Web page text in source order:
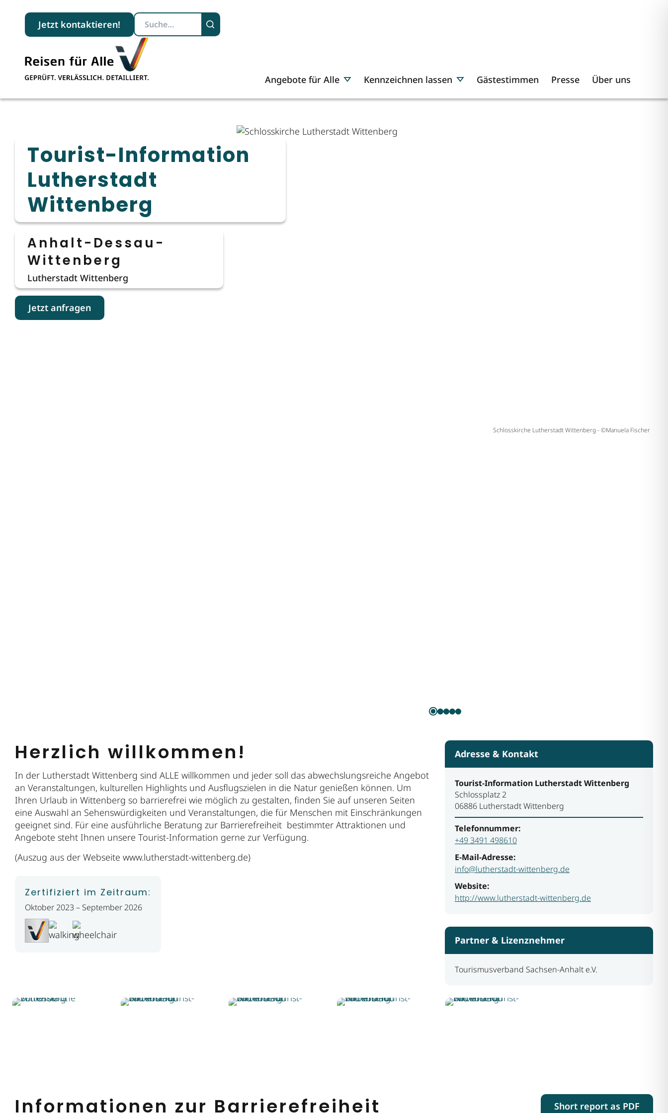
Angebote für Alle Kennzeichnen lassen Gästestimmen Presse Über uns
Jetzt kontaktieren!
Suchbegriff
Tourist-Information
Lutherstadt
Wittenberg
Anhalt-Dessau-
Wittenberg
Lutherstadt Wittenberg
Jetzt anfragen
Schlosskirche Lutherstadt Wittenberg - ©Manuela Fischer
Herzlich willkommen!
In der Lutherstadt Wittenberg sind ALLE willkommen und jeder soll das abwechslungsreiche Angebot
an Veranstaltungen, kulturellen Highlights und Ausflugszielen in die Natur genießen können. Um
Ihren Urlaub in Wittenberg so barrierefrei wie möglich zu gestalten, finden Sie auf unseren Seiten
eine Auswahl an Sehenswürdigkeiten und Veranstaltungen, die für Menschen mit Einschränkungen
geeignet sind. Für eine ausführliche Beratung zur Barrierefreiheit bestimmter Attraktionen und
Angebote steht Ihnen unsere Tourist-Information gerne zur Verfügung.
(Auszug aus der Webseite www.lutherstadt-wittenberg.de)
Zertifiziert im Zeitraum:
Oktober 2023 – September 2026
Adresse & Kontakt
Tourist-Information Lutherstadt Wittenberg
Schlossplatz 2
06886 Lutherstadt Wittenberg
Telefonnummer:
+49 3491 498610
E-Mail-Adresse:
info@lutherstadt-wittenberg.de
Website:
http://www.lutherstadt-wittenberg.de
Partner & Lizenznehmer
Tourismusverband Sachsen-Anhalt e.V.
Informationen zur Barrierefreiheit Short report as PDF